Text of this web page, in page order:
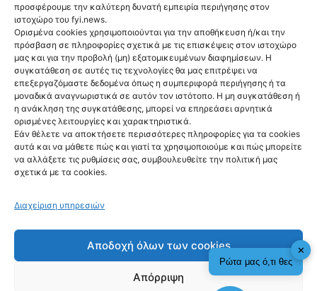
προσφέρουμε την καλύτερη δυνατή εμπειρία περιήγησης στον
ιστοχώρο του fyi.news.
Ορισμένα cookies χρησιμοποιούνται για την αποθήκευση ή/και την
πρόσβαση σε πληροφορίες σχετικά με τις επισκέψεις στον ιστοχώρο
μας και για την προβολή (μη) εξατομικευμένων διαφημίσεων. Η
συγκατάθεση σε αυτές τις τεχνολογίες θα μας επιτρέψει να
επεξεργαζόμαστε δεδομένα όπως η συμπεριφορά περιήγησης ή τα
μοναδικά αναγνωριστικά σε αυτόν τον ιστότοπο. Η μη συγκατάθεση ή
η ανάκληση της συγκατάθεσης, μπορεί να επηρεάσει αρνητικά
ορισμένες λειτουργίες και χαρακτηριστικά.
Εάν θέλετε να αποκτήσετε περισσότερες πληροφορίες για τα cookies
αυτά και να μάθετε πώς και γιατί τα χρησιμοποιούμε και πώς μπορείτε
να αλλάξετε τις ρυθμίσεις σας, συμβουλευθείτε την πολιτική μας
σχετικά με τα cookies.
Διαχείριση υπηρεσιών
Αποδοχή όλων των cookies
Απόρριψη
Ακολούθησέ μας
Newsletter
✕
Ρώτα μας ό,τι θες